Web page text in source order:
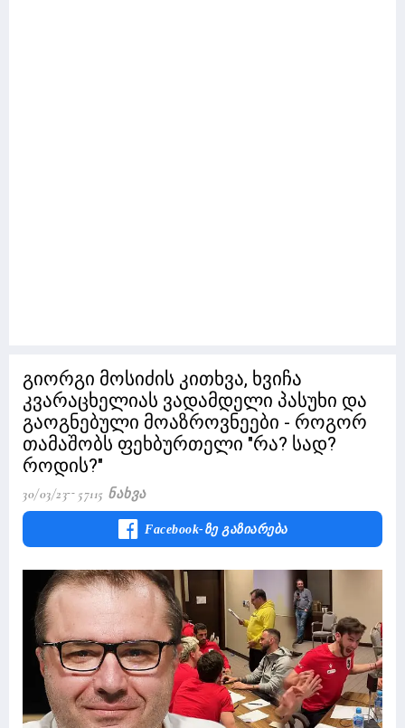
გიორგი მოსიძის კითხვა, ხვიჩა
კვარაცხელიას ვადამდელი პასუხი და
გაოგნებული მოაზროვნეები - როგორ
თამაშობს ფეხბურთელი "რა? სად?
როდის?"
30/03/23 57115 Ნახვა
Facebook-Ზე Გაზიარება